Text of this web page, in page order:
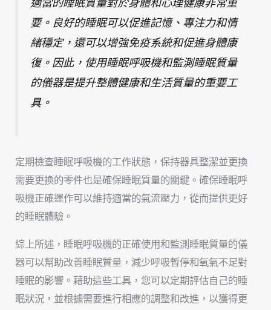
適當的睡眠質量對於身體和心理健康非常重
要。良好的睡眠可以促進記憶、專注力和情
緒穩定，還可以增強免疫系統和促進身體康
復。因此，使用睡眠呼吸機和監測睡眠質量
的儀器是提升整體健康和生活質量的重要工
具。
定期檢查睡眠呼吸機的工作狀態，保持器具整潔並更換
需要更換的零件也是確保睡眠質量的關鍵。確保睡眠呼
吸機正確運作可以維持適當的氣流壓力，從而提供更好
的睡眠體驗。
綜上所述，睡眠呼吸機的正確使用和監測睡眠質量的儀
器可以幫助改善睡眠質量，減少呼吸暫停和氧氣不足對
睡眠的影響。藉助這些工具，您可以定期評估自己的睡
眠狀況，並根據需要進行相應的調整和改進，以獲得更